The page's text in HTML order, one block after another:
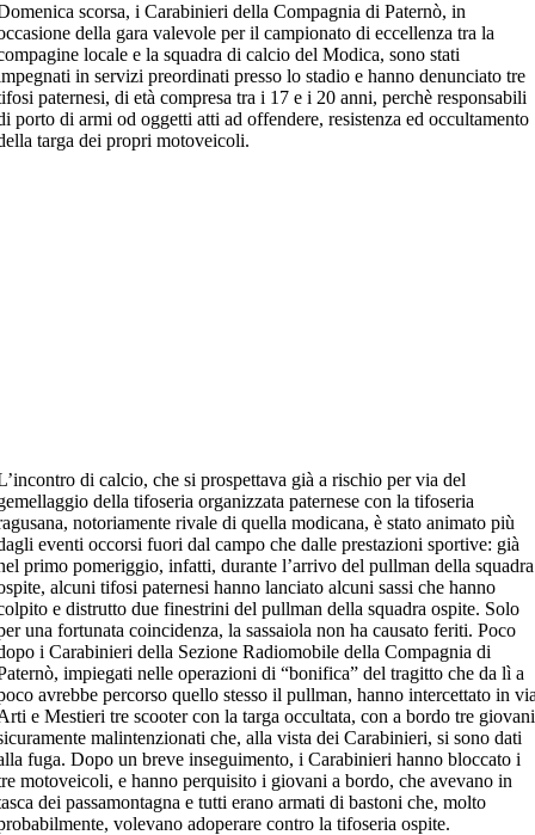
scorsa, i Carabinieri della Compagnia di Paternò, in
della gara valevole per il campionato di eccellenza tra la
locale e la squadra di calcio del Modica, sono stati
in servizi preordinati presso lo stadio e hanno denunciato tre
paternesi, di età compresa tra i 17 e i 20 anni, perchè responsabili
porto di armi od oggetti atti ad offendere, resistenza ed occultamento
targa dei propri motoveicoli.
di calcio, che si prospettava già a rischio per via del
della tifoseria organizzata paternese con la tifoseria
notoriamente rivale di quella modicana, è stato animato più
eventi occorsi fuori dal campo che dalle prestazioni sportive: già
primo pomeriggio, infatti, durante l’arrivo del pullman della squadra
alcuni tifosi paternesi hanno lanciato alcuni sassi che hanno
e distrutto due finestrini del pullman della squadra ospite. Solo
una fortunata coincidenza, la sassaiola non ha causato feriti. Poco
i Carabinieri della Sezione Radiomobile della Compagnia di
impiegati nelle operazioni di “bonifica” del tragitto che da lì a
avrebbe percorso quello stesso il pullman, hanno intercettato in
e Mestieri tre scooter con la targa occultata, con a bordo tre giovani
malintenzionati che, alla vista dei Carabinieri, si sono dati
fuga. Dopo un breve inseguimento, i Carabinieri hanno bloccato i
motoveicoli, e hanno perquisito i giovani a bordo, che avevano in
dei passamontagna e tutti erano armati di bastoni che, molto
volevano adoperare contro la tifoseria ospite.